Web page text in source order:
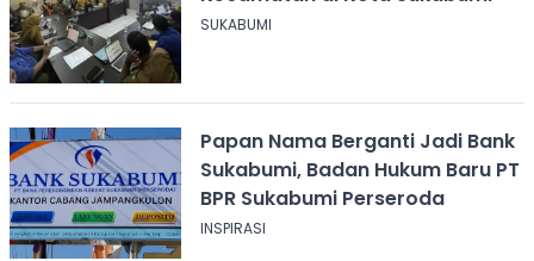
SUKABUMI
Papan Nama Berganti Jadi Bank
Sukabumi, Badan Hukum Baru PT
BPR Sukabumi Perseroda
INSPIRASI